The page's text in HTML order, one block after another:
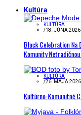
Kultúra
KULTÚRA
/18. JÚNA 2026
Black Celebration Na
Komunity
KULTÚRA
/26. MÁJA 2026
Kultúrno-Komunitné